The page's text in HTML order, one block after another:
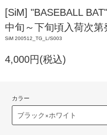
[SiM] "BASEBALL
中旬～下旬頃入荷次第
SiM 200512_TG_L/S003
4,000円(税込)
カラー